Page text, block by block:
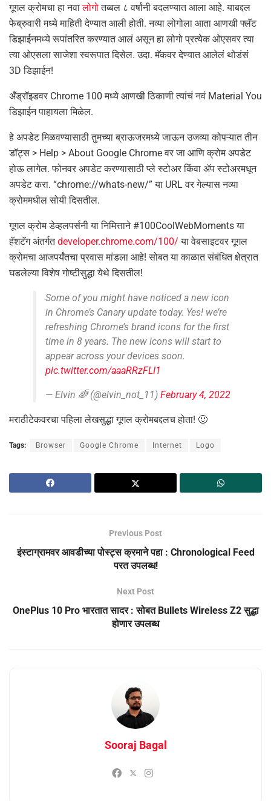
गूगल क्रोमचा हा नवालोगोतब्बल ८ वर्षांनी बदलण्यात आला आहे. याबद्दल
फेब्रुवारी मध्ये माहिती देण्यात आली होती. नव्या लोगोला आता आणखी फ्लॅट
डिझाईनमध्ये रूपांतरित करण्यात आलं असून हा लोगो प्रत्येक ओएसवर त्या
त्या ओएसला साजेशा स्वरूपात दिसेल. उदा. मॅकवर देण्यात आलेलं थोडंसं
3D डिझाईन!
अँड्रॉइडवर Chrome 100 मध्ये आणखी ठिकाणी त्यांचं नवं Material You
डिझाईन पाहायला मिळेल.
हे अपडेट मिळवण्यासाठी तुमच्या ब्राऊजरमध्ये जाऊन उजव्या कोपऱ्यात तीन
डॉट्स > Help > About Google Chrome वर जा आणि क्रोम अपडेट
होऊ लागेल. फोनवर अपडेट करण्यासाठी प्ले स्टोअर किंवा ॲप स्टोअरमधून
अपडेट करा. “chrome://whats-new/” या URL वर गेल्यास नव्या
क्रोममधील सोयी दिसतील.
गूगल क्रोम डेव्हलपर्सनी या निमित्ताने #100CoolWebMoments या
हॅशटॅग अंतर्गतdeveloper.chrome.com/100/ या वेबसाइटवर गूगल
क्रोमचा आजपर्यंतचा प्रवास मांडला आहे! सोबत या काळात संबंधित क्षेत्रात
घडलेल्या विशेष गोष्टीसुद्धा येथे दिसतील!
Some of you might have noticed a new icon
in Chrome’s Canary update today. Yes! we’re
refreshing Chrome’s brand icons for the first
time in 8 years. The new icons will start to
appear across your devices soon.
pic.twitter.com/aaaRRzFLI1
— Elvin 🌈 (@elvin_not_11) February 4, 2022
मराठीटेकवरचा पहिला लेखसुद्धा गूगल क्रोमबद्दलच होता! 🙂
Tags: Browser Google Chrome Internet Logo
Previous Post
इंस्टाग्रामवर आवडीच्या पोस्ट्स क्रमाने पहा : Chronological Feed
परत उपलब्ध!
Next Post
OnePlus 10 Pro भारतात सादर : सोबत Bullets Wireless Z2 सुद्धा
होणार उपलब्ध
Sooraj Bagal